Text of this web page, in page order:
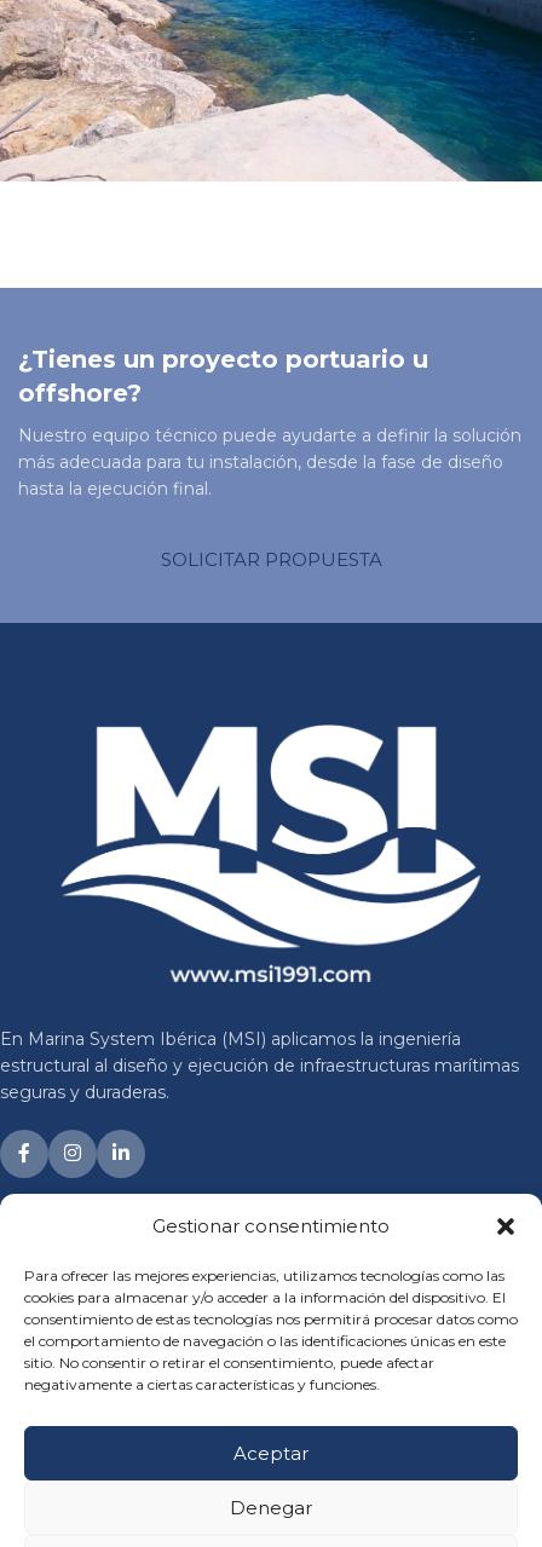
Gestionar consentimiento
Para ofrecer las mejores experiencias, utilizamos tecnologías como las
cookies para almacenar y/o acceder a la información del dispositivo. El
consentimiento de estas tecnologías nos permitirá procesar datos como
el comportamiento de navegación o las identificaciones únicas en este
sitio. No consentir o retirar el consentimiento, puede afectar
negativamente a ciertas características y funciones.
Aceptar
Denegar
¿Tienes un proyecto portuario u
offshore?
Nuestro equipo técnico puede ayudarte a definir la solución
más adecuada para tu instalación, desde la fase de diseño
hasta la ejecución final.
SOLICITAR PROPUESTA
En Marina System Ibérica (MSI) aplicamos la ingeniería
estructural al diseño y ejecución de infraestructuras marítimas
seguras y duraderas.
SOLUCIONES
PROYECTOS
Links de interés
© 1991–2026 Marina System Ibérica. Derechos reservados.